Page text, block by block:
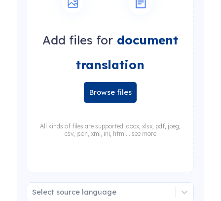
Add files for document
translation
Browse files
All kinds of files are supported: docx, xlsx, pdf, jpeg,
csv, json, xml, ini, html... see more
Select source language